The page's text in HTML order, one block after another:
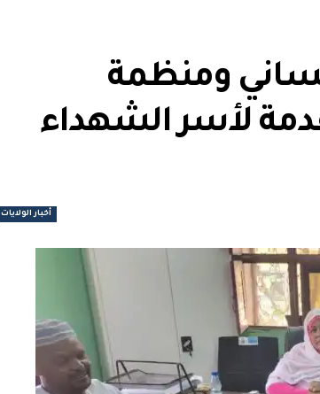
ومنظمة
لأسر الشهداء
أخبار الولايات